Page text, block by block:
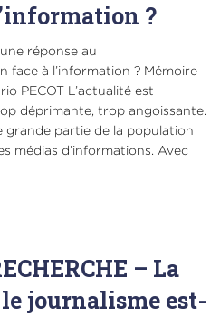
?
réponse au
face à l’information ? Mémoire
PECOT L’actualité est
déprimante, trop angoissante.
partie de la population
médias d’informations. Avec
– La
journalisme est-